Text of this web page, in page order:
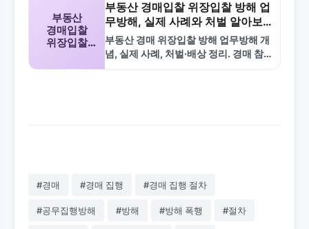
부동산
경매입찰
위장입찰
업무방해
부동산 경매입찰 위장입찰 방해 업
무방해, 실제 사례와 처벌 알아보
기
부동산 경매 위장입찰 방해 업무방해 개
념, 실제 사례, 처벌·배상 정리. 경매 참
#경매 #경매 집행 #경매 집행 절차
#공무집행방해 #방해 #방해 폭행 #절차